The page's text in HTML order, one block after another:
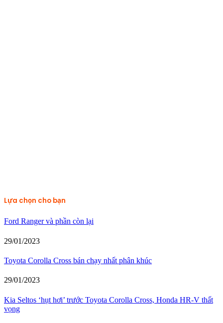
Lựa chọn cho bạn
Ford Ranger và phần còn lại
29/01/2023
Toyota Corolla Cross bán chạy nhất phân khúc
29/01/2023
Kia Seltos ‘hụt hơi’ trước Toyota Corolla Cross, Honda HR-V thất
vọng